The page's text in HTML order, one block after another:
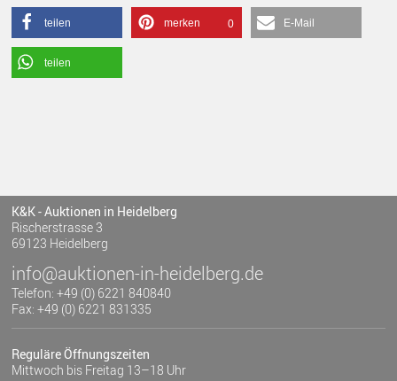
teilen merken 0 E-Mail
teilen
K&K - Auktionen in Heidelberg
Rischerstrasse 3
69123 Heidelberg
info@auktionen-in-heidelberg.de
Telefon: +49 (0) 6221 840840
Fax: +49 (0) 6221 831335
Reguläre Öffnungszeiten
Mittwoch bis Freitag 13–18 Uhr